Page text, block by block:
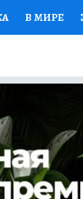
В МИРЕ
ЖЕНСКИЕ
ДЕФИЦИТ
У НАС